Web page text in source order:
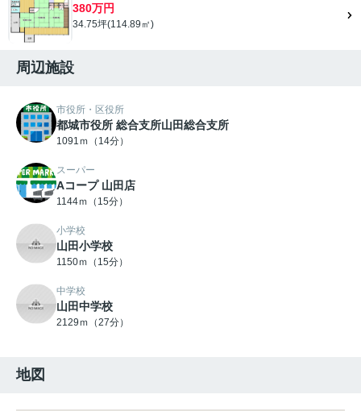
380万円
34.75坪(114.89㎡)
周辺施設
市役所・区役所
都城市役所 総合支所山田総合支所
1091ｍ（14分）
スーパー
Aコープ 山田店
1144ｍ（15分）
小学校
山田小学校
1150ｍ（15分）
中学校
山田中学校
2129ｍ（27分）
地図